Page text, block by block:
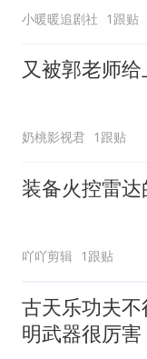
小暖暖追剧社 1跟贴
又被郭老师
奶桃影视君 1跟贴
装备火控雷达
吖吖剪辑 1跟贴
古天乐功夫
明武器很厉害